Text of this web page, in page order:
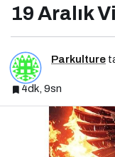
19 Aralık
Parkulture
4dk, 9sn